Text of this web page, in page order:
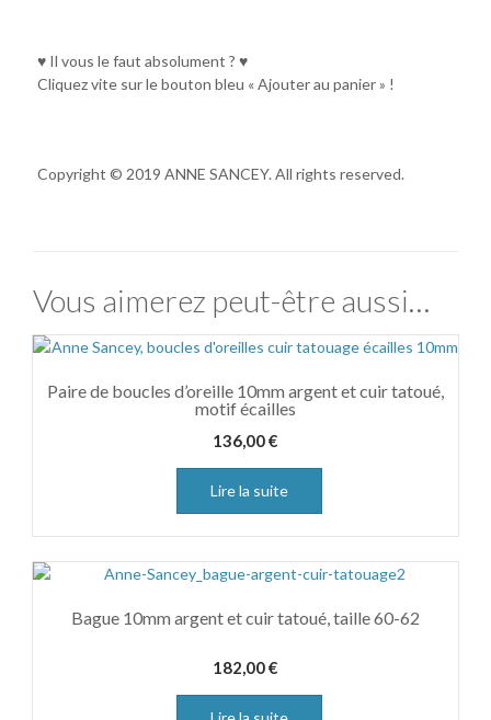
♥ Il vous le faut absolument ? ♥
Cliquez vite sur le bouton bleu « Ajouter au panier » !
Copyright © 2019 ANNE SANCEY. All rights reserved.
Vous aimerez peut-être aussi…
Paire de boucles d’oreille 10mm argent et cuir tatoué,
motif écailles
136,00€
Lire la suite
Bague 10mm argent et cuir tatoué, taille 60-62
182,00€